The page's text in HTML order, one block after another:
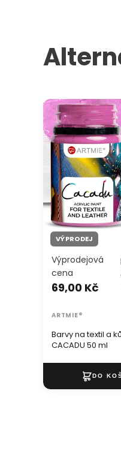
Barvy na textil a
CACADU 50 ml
VÝPRODEJ
Barvy na textil a
CACADU 50 ml
Výprodejová
cena
69,00 Kč
ARTMIE®